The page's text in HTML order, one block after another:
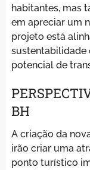
habitantes, mas
em apreciar um
projeto está
sustentabilidade
potencial de
BH
A criação da
irão criar uma
ponto turístico